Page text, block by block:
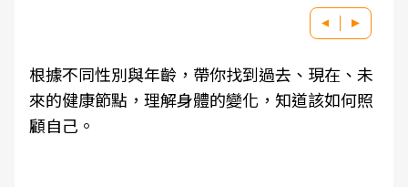
根據不同性別與年齡，帶你找到過去、現在、未
來的健康節點，理解身體的變化，知道該如何照
顧自己。